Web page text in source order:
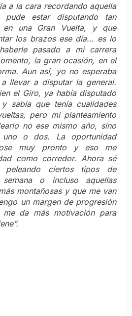
a la cara recordando aquella
pude estar disputando tan
en una Gran Vuelta, y que
los brazos ese día… es lo
pasado a mi carrera
la gran ocasión, en el
Aun así, yo no esperaba
llevar a disputar la general.
el Giro, ya había disputado
sabía que tenía cualidades
pero mi planteamiento
no ese mismo año, sino
o dos. La oportunidad
muy pronto y eso me
como corredor. Ahora sé
peleando ciertos tipos de
o incluso aquellas
montañosas y que me van
un margen de progresión
da más motivación para